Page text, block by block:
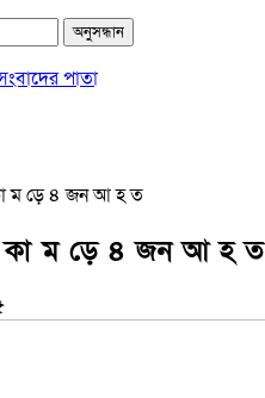
ম ড়ে ৪ জন আ হ ত
কা ম ড়ে ৪ জন আ হ ত